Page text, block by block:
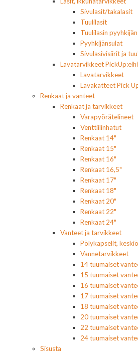
Sivulasit/takalasit
Tuulilasit
Tuulilasin
Pyyhkijänsulat
Sivulasivisiirit ja
Lavatarvikkeet
Lavatarvikkeet
Lavakatteet Pick
Renkaat ja vanteet
Renkaat ja tarvikkeet
Varapyörätelineet
Venttiilinhatut
Renkaat 14"
Renkaat 15"
Renkaat 16"
Renkaat 16,5"
Renkaat 17"
Renkaat 18"
Renkaat 20"
Renkaat 22"
Renkaat 24"
Vanteet ja tarvikkeet
Pölykapselit,
Vannetarvikkeet
14 tuumaiset
15 tuumaiset
16 tuumaiset
17 tuumaiset
18 tuumaiset
20 tuumaiset
22 tuumaiset
24 tuumaiset
Sisusta